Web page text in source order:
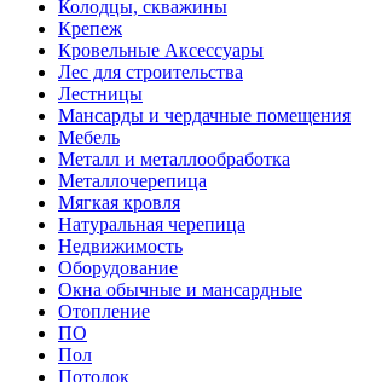
Колодцы, скважины
Крепеж
Кровельные Аксессуары
Лес для строительства
Лестницы
Мансарды и чердачные помещения
Мебель
Металл и металлообработка
Металлочерепица
Мягкая кровля
Натуральная черепица
Недвижимость
Оборудование
Окна обычные и мансардные
Отопление
ПО
Пол
Потолок